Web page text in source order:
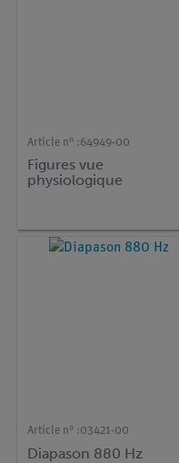
Article n° :64949-00
Figures vue
physiologique
Article n° :03421-00
Diapason 880 Hz